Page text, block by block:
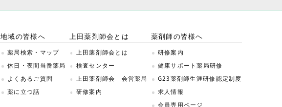
地域の皆様へ
薬局検索・マップ
休日・夜間当番薬局
よくあるご質問
薬に立つ話
上田薬剤師会とは
上田薬剤師会とは
検査センター
上田薬剤師会 会営薬局
研修案内
薬剤師の皆様へ
研修案内
健康サポート薬局研修
G23薬剤師生涯研修認定制度
求人情報
会員専用ページ